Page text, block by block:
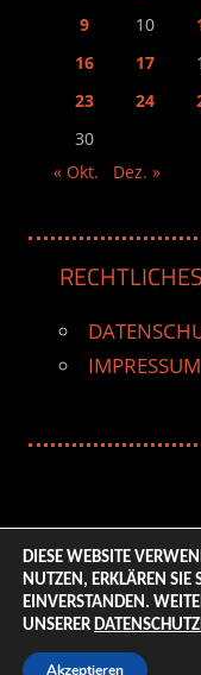
9
10
16
17
23
24
30
« Okt.
Dez. »
RECHTLICHES
IMPRESSUM
© 2026
All Rights
DIESE WEBSITE
NUTZEN, ERKLÄREN SIE
EINVERSTANDEN.
UNSERER
Akzeptieren